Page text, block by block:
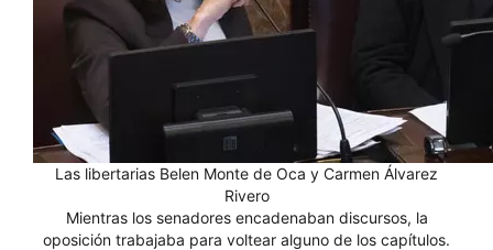
Las libertarias Belen Monte de Oca y Carmen Álvarez
Rivero
Mientras los senadores encadenaban discursos, la
oposición trabajaba para voltear alguno de los capítulos.